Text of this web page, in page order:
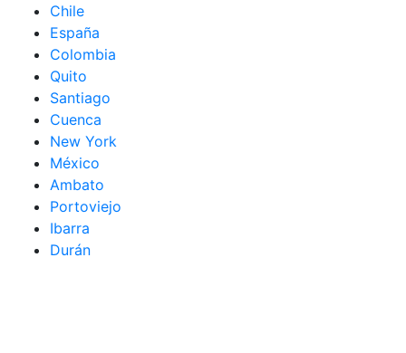
Chile
España
Colombia
Quito
Santiago
Cuenca
New York
México
Ambato
Portoviejo
Ibarra
Durán